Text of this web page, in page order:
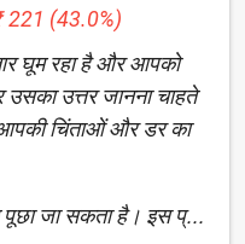
221 (43.0%)
घूम रहा है और आपको
उत्तर जानना चाहते
चिंताओं और डर का
पूछा जा सकता है। इस प्...